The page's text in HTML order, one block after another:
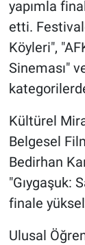
yapımla
etti.
Köyleri",
Sineması"
Kültürel
Belgesel
Bedirhan
"Gıygaşuk:
finale
Ulusal